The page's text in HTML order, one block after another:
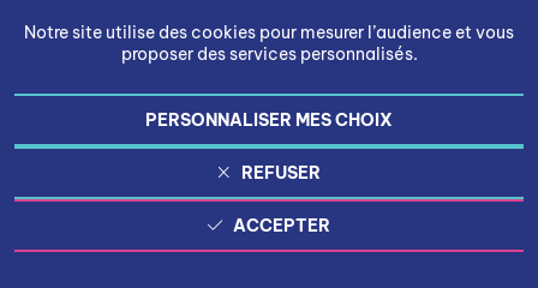
Notre site utilise des cookies pour mesurer l’audience et vous
proposer des services personnalisés.
PERSONNALISER MES CHOIX
REFUSER
ACCEPTER